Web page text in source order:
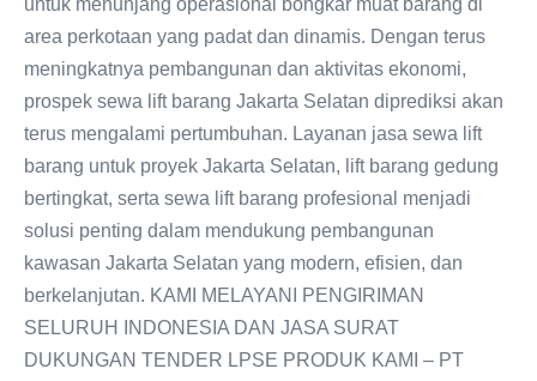
untuk menunjang operasional bongkar muat barang di
area perkotaan yang padat dan dinamis. Dengan terus
meningkatnya pembangunan dan aktivitas ekonomi,
prospek sewa lift barang Jakarta Selatan diprediksi akan
terus mengalami pertumbuhan. Layanan jasa sewa lift
barang untuk proyek Jakarta Selatan, lift barang gedung
bertingkat, serta sewa lift barang profesional menjadi
solusi penting dalam mendukung pembangunan
kawasan Jakarta Selatan yang modern, efisien, dan
berkelanjutan. KAMI MELAYANI PENGIRIMAN
SELURUH INDONESIA DAN JASA SURAT
DUKUNGAN TENDER LPSE PRODUK KAMI – PT